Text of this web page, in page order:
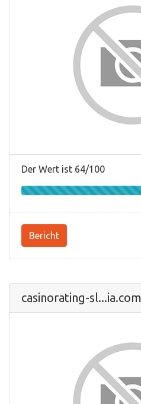
Der Wert ist 64/100
Bericht
casinorating-sl...ia.com